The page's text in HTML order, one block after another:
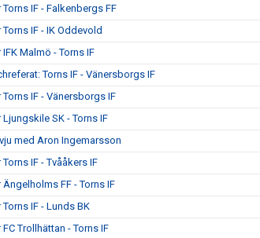
IF - Falkenbergs FF
IF - IK Oddevold
Malmö - Torns IF
Torns IF - Vänersborgs IF
Torns IF - Vänersborgs IF
SK - Torns IF
med Aron Ingemarsson
IF - Tvååkers IF
Ängelholms FF - Torns IF
IF - Lunds BK
Trollhättan - Torns IF